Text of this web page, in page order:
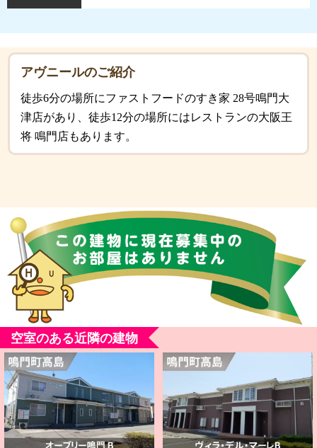
アヴニールのご紹介
徒歩6分の場所にファストフードのすき家 28号鳴門大
津店があり、徒歩12分の場所にはレストランの大阪王
将 鳴門店もあります。
空室のある近隣の建物